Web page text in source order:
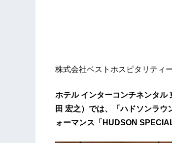
株式会社ベストホスピタリティ
ホテル インターコンチネンタル
田 宏之）では、「ハドソンラ
ォーマンス「HUDSON